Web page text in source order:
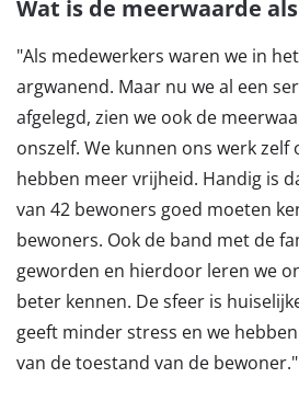
Wat is de meerwaarde
"Als medewerkers waren we in
argwanend. Maar nu we al een
afgelegd, zien we ook de
onszelf. We kunnen ons werk zelf
hebben meer vrijheid. Handig is
van 42 bewoners goed moeten
bewoners. Ook de band met de
geworden en hierdoor leren we
beter kennen. De sfeer is
geeft minder stress en we
van de toestand van de bewoner."